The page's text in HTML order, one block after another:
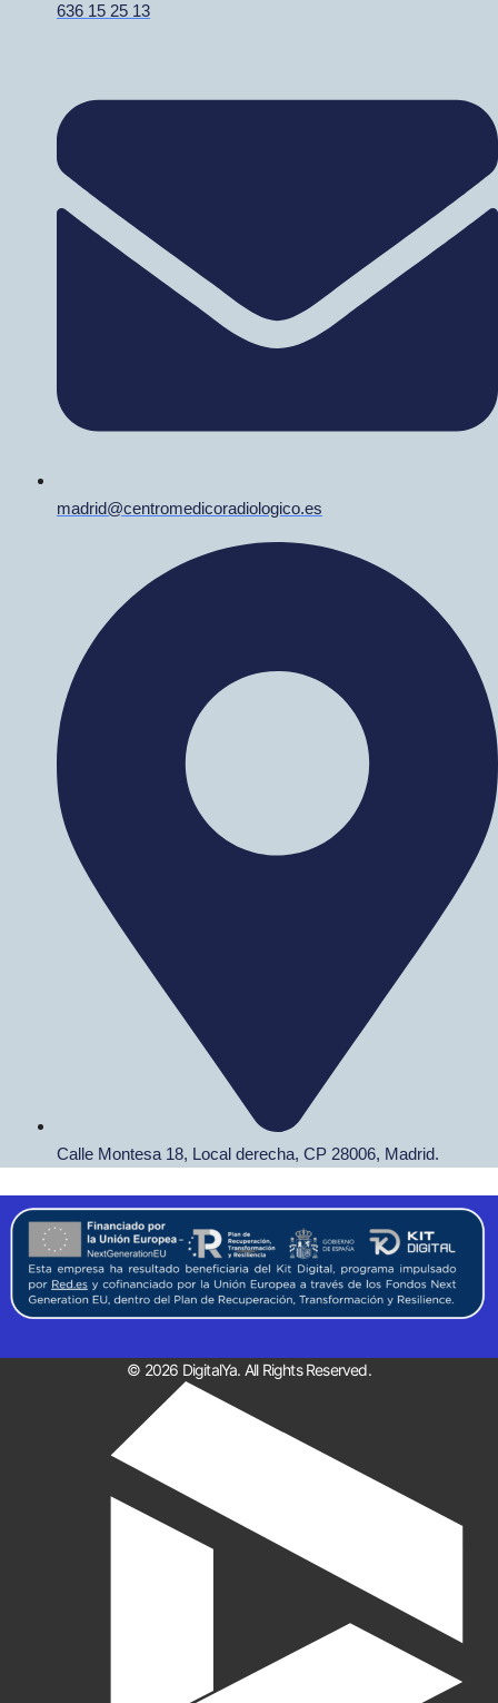
636 15 25 13
madrid@centromedicoradiologico.es
Calle Montesa 18, Local derecha, CP 28006, Madrid.
© 2026 DigitalYa. All Rights Reserved.